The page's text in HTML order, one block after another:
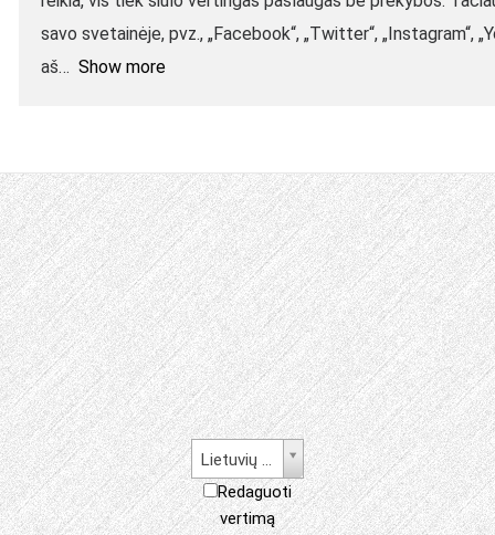
savo svetainėje, pvz., „Facebook“, „Twitter“, „Instagram“,
aš
Show more
Lietuvių kalba
Redaguoti
vertimą